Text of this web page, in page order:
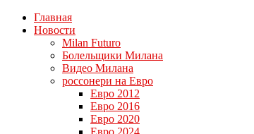
Главная
Новости
Milan Futuro
Болельщики Милана
Видео Милана
россонери на Евро
Евро 2012
Евро 2016
Евро 2020
Евро 2024